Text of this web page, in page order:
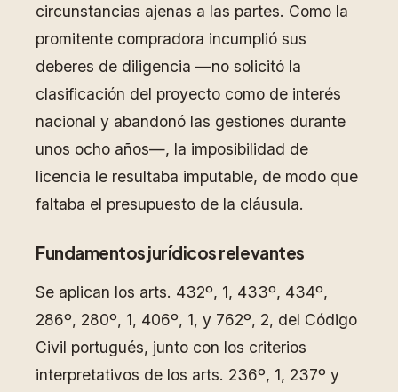
circunstancias ajenas a las partes. Como la
promitente compradora incumplió sus
deberes de diligencia —no solicitó la
clasificación del proyecto como de interés
nacional y abandonó las gestiones durante
unos ocho años—, la imposibilidad de
licencia le resultaba imputable, de modo que
faltaba el presupuesto de la cláusula.
Fundamentos jurídicos relevantes
Se aplican los arts. 432º, 1, 433º, 434º,
286º, 280º, 1, 406º, 1, y 762º, 2, del Código
Civil portugués, junto con los criterios
interpretativos de los arts. 236º, 1, 237º y